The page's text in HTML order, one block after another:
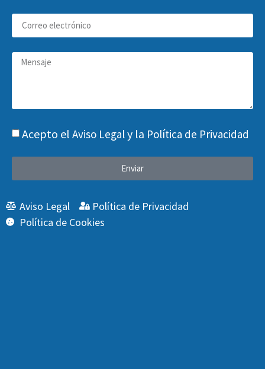
Acepto el Aviso Legaly la Política de Privacidad
Enviar
Aviso Legal
Política de Privacidad
Política de Cookies